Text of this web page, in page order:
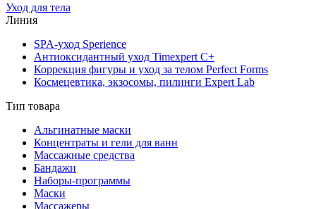
Уход для тела
Линия
SPA-уход Sperience
Антиоксидантный уход Timexpert C+
Коррекция фигуры и уход за телом Perfect Forms
Космецевтика, экзосомы, пилинги Expert Lab
Тип товара
Альгинатные маски
Концентраты и гели для ванн
Массажные средства
Бандажи
Наборы-программы
Маски
Массажеры